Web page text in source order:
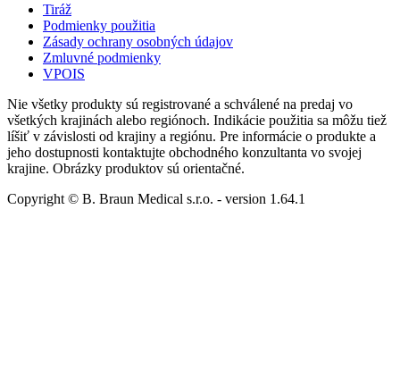
Tiráž
Podmienky použitia
Zásady ochrany osobných údajov
Zmluvné podmienky
VPOIS
Nie všetky produkty sú registrované a schválené na predaj vo
všetkých krajinách alebo regiónoch. Indikácie použitia sa môžu tiež
líšiť v závislosti od krajiny a regiónu. Pre informácie o produkte a
jeho dostupnosti kontaktujte obchodného konzultanta vo svojej
krajine. Obrázky produktov sú orientačné.
Copyright © B. Braun Medical s.r.o. - version 1.64.1